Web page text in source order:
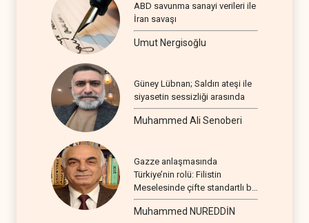
ABD savunma sanayi verileri ile
İran savaşı
Umut Nergisoğlu
Güney Lübnan; Saldırı ateşi ile
siyasetin sessizliği arasında
Muhammed Ali Senoberi
Gazze anlaşmasında
Türkiye’nin rolü: Filistin
Meselesinde çifte standartlı bir
seyir
Muhammed NUREDDİN